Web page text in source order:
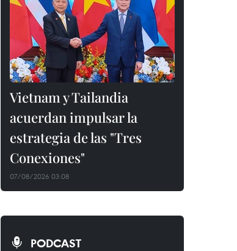
Vietnam y Tailandia
acuerdan impulsar la
estrategia de las "Tres
Conexiones"
07/08/2026 03:08
PODCAST